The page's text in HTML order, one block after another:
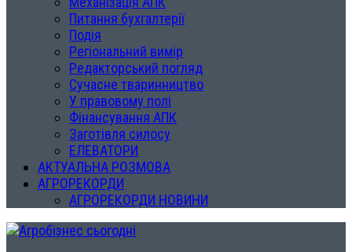
Питання бухгалтерії
Подія
Регіональний вимір
Редакторський погляд
Сучасне тваринництво
У правовому полі
Фінансування АПК
Заготівля силосу
ЕЛЕВАТОРИ
АКТУАЛЬНА РОЗМОВА
АГРОРЕКОРДИ
АГРОРЕКОРДИ НОВИНИ